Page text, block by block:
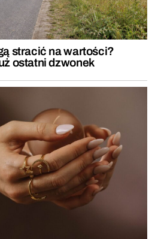
stracić na wartości?
ostatni dzwonek